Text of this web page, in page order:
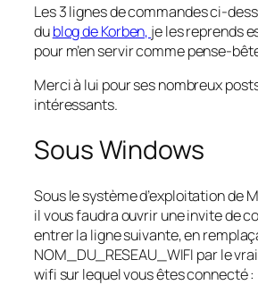
Les 3 lignes de commandes ci-
dublog de Korben, je les reprends
pour m’en servir comme pense-
Merci à lui pour ses nombreux
intéressants.
Sous Windows
Sous le système d’exploitation de
il vous faudra ouvrir une invite de
entrer la ligne suivante, en
NOM_DU_RESEAU_WIFI par le
wifi sur lequel vous êtes connecté :